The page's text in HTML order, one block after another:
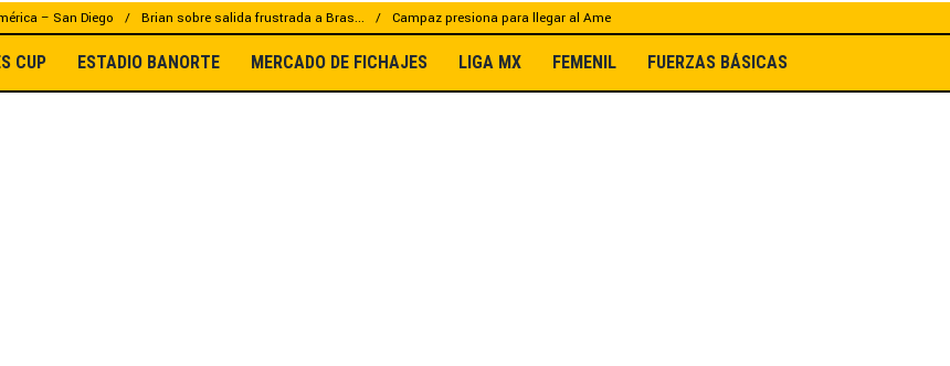
– San Diego Brian sobre salida frustrada a Bras... Campaz presiona para llegar al Ame
CUP ESTADIO BANORTE MERCADO DE FICHAJES LIGA MX FEMENIL FUERZAS BÁSICAS